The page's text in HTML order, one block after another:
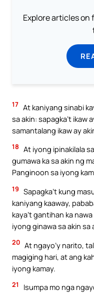
Explore articles
17 At kaniyang sinabi
sa akin: sapagka’t ikaw
samantalang ikaw ay
18 At iyong ipinakilala
gumawa ka sa akin ng
Panginoon sa iyong
19 Sapagka’t kung
kaniyang kaaway,
kaya’t gantihan ka
iyong ginawa sa akin sa
20 At ngayo’y narito,
magiging hari, at ang
iyong kamay.
21
Isumpa mo nga